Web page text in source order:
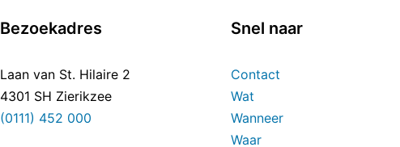
Bezoekadres
Laan van St. Hilaire 2
4301 SH Zierikzee
(0111) 452 000
Snel naar
Contact
Wat
Wanneer
Waar